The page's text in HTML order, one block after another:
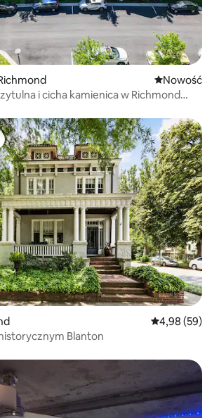
Nowe
Nowość
i cicha kamienica w Richmond
z kategorii Wybór gości
Średnia
4,98 (59)
Blanton